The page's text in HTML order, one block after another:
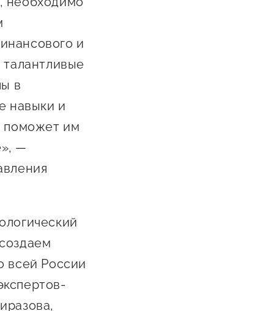
Сообщить о нарушении
Иностранным гражданам
и
в
навыки и
поможет им
—
всей России